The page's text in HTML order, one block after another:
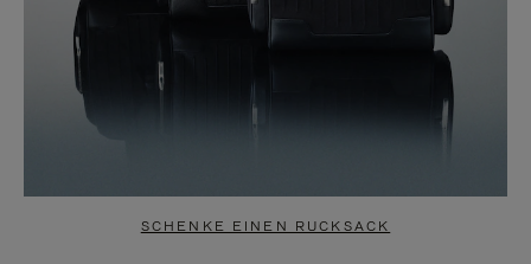
SCHENKE EINEN RUCKSACK